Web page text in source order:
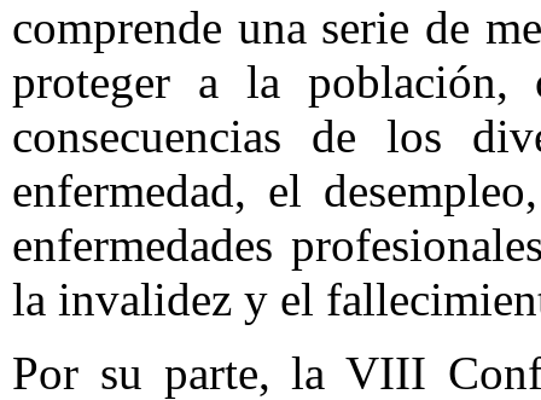
comprende una serie de
proteger a la
consecuencias de los
enfermedad, el
enfermedades
la invalidez y el
Por su parte, la VIII